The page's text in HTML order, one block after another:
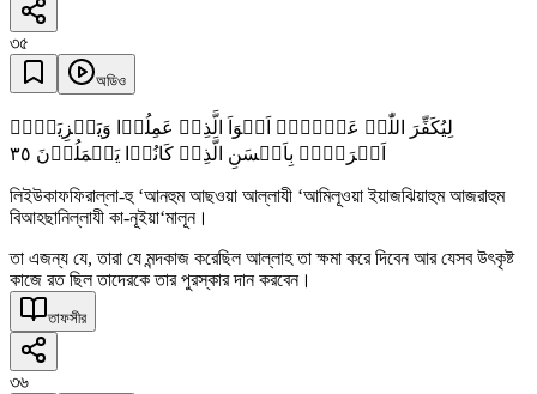
৩৫
অডিও
لِیُکَفِّرَ اللّٰہُ عَنۡہُمۡ اَسۡوَاَ الَّذِیۡ عَمِلُوۡا وَیَجۡزِیَہُمۡ
اَجۡرَہُمۡ بِاَحۡسَنِ الَّذِیۡ کَانُوۡا یَعۡمَلُوۡنَ ٣٥
লিইউকাফফিরাল্লা-হু ‘আনহুম আছওয়া আল্লাযী ‘আমিলূওয়া ইয়াজঝিয়াহুম আজরাহুম
বিআহছানিল্লাযী কা-নূইয়া‘মালূন।
তা এজন্য যে, তারা যে মন্দকাজ করেছিল আল্লাহ তা ক্ষমা করে দিবেন আর যেসব উৎকৃষ্ট
কাজে রত ছিল তাদেরকে তার পুরস্কার দান করবেন।
তাফসীর
৩৬